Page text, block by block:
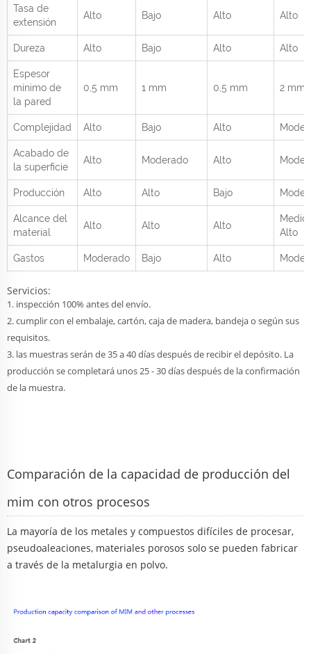
Tasa de
extensión
Alto Bajo Alto Alto
Dureza Alto Bajo Alto Alto
Espesor
mínimo de
la pared
0,5 mm 1 mm 0,5 mm 2 mm
Complejidad Alto Bajo Alto
Acabado de
la superficie
Alto Moderado Alto
Producción Alto Alto Bajo
Alcance del
material
Alto Alto Alto
Medio
Alto
Gastos Moderado Bajo Alto
Servicios:
1. inspección 100% antes del envío.
2. cumplir con el embalaje, cartón, caja de madera, bandeja o según sus
requisitos.
3. las muestras serán de 35 a 40 días después de recibir el depósito. La
producción se completará unos 25 - 30 días después de la confirmación
de la muestra.
Comparación de la capacidad de producción del
mim con otros procesos
La mayoría de los metales y compuestos difíciles de procesar,
pseudoaleaciones, materiales porosos solo se pueden fabricar
a través de la metalurgia en polvo.